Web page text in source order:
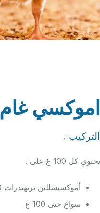
اموكسي غام
التركيب :
يحتوي كل 100 غ على :
أموكسيسللين تريهيدرات 50 غ
سواغ حتى 100 غ